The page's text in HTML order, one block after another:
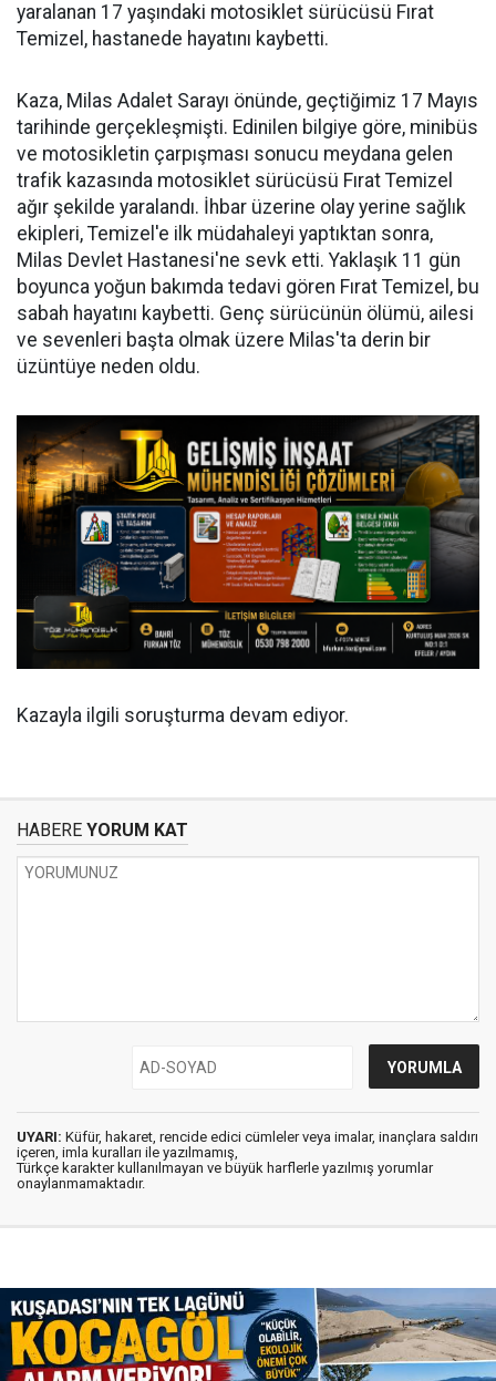
yaralanan 17 yaşındaki motosiklet sürücüsü Fırat
Temizel, hastanede hayatını kaybetti.
Kaza, Milas Adalet Sarayı önünde, geçtiğimiz 17 Mayıs
tarihinde gerçekleşmişti. Edinilen bilgiye göre, minibüs
ve motosikletin çarpışması sonucu meydana gelen
trafik kazasında motosiklet sürücüsü Fırat Temizel
ağır şekilde yaralandı. İhbar üzerine olay yerine sağlık
ekipleri, Temizel'e ilk müdahaleyi yaptıktan sonra,
Milas Devlet Hastanesi'ne sevk etti. Yaklaşık 11 gün
boyunca yoğun bakımda tedavi gören Fırat Temizel, bu
sabah hayatını kaybetti. Genç sürücünün ölümü, ailesi
ve sevenleri başta olmak üzere Milas'ta derin bir
üzüntüye neden oldu.
Kazayla ilgili soruşturma devam ediyor.
HABERE YORUM KAT
UYARI: Küfür, hakaret, rencide edici cümleler veya imalar, inançlara saldırı
içeren, imla kuralları ile yazılmamış,
Türkçe karakter kullanılmayan ve büyük harflerle yazılmış yorumlar
onaylanmamaktadır.